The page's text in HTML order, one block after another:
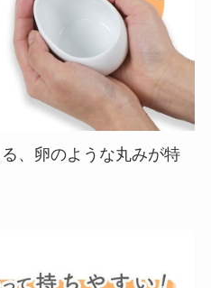
、卵のような丸みが特